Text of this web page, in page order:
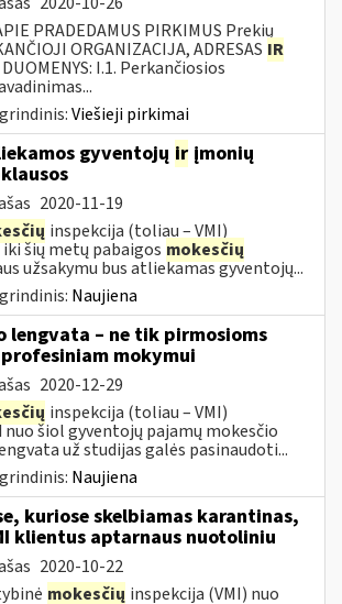
PRADEDAMUS PIRKIMUS Prekių
ORGANIZACIJA, ADRESAS IR
I.1. Perkančiosios
Viešieji pirkimai
gyventojų ir įmonių
2020-11-19
inspekcija (toliau – VMI)
šių metų pabaigos mokesčių
užsakymu bus atliekamas gyventojų...
Naujiena
lengvata – ne tik pirmosioms
profesiniam mokymui
2020-12-29
inspekcija (toliau – VMI)
šiol gyventojų pajamų mokesčio
už studijas galės pasinaudoti...
Naujiena
kuriose skelbiamas karantinas,
klientus aptarnaus nuotoliniu
2020-10-22
mokesčių inspekcija (VMI) nuo